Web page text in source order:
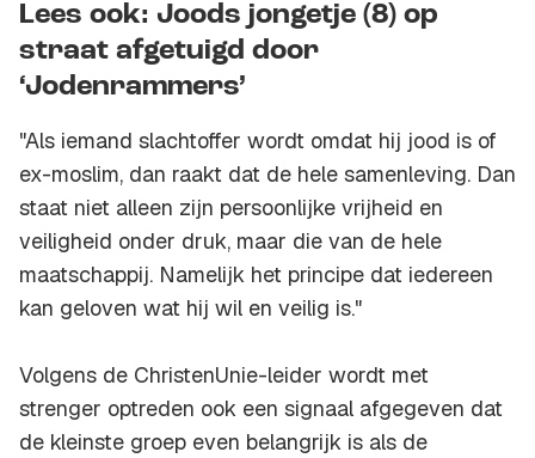
Lees ook: Joods jongetje (8) op
straat afgetuigd door
‘Jodenrammers’
"Als iemand slachtoffer wordt omdat hij jood is of
ex-moslim, dan raakt dat de hele samenleving. Dan
staat niet alleen zijn persoonlijke vrijheid en
veiligheid onder druk, maar die van de hele
maatschappij. Namelijk het principe dat iedereen
kan geloven wat hij wil en veilig is."
Volgens de ChristenUnie-leider wordt met
strenger optreden ook een signaal afgegeven dat
de kleinste groep even belangrijk is als de